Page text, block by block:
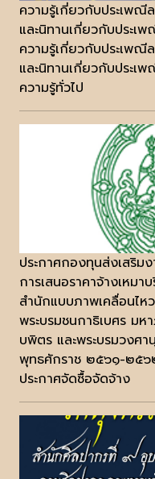
ความรู้เกี่ยวกับประเพณี
และนิทานเกี่ยวกับประเ
ความรู้เกี่ยวกับประเพณี
และนิทานเกี่ยวกับประเ
ความรู้ทั่วไป
ประกาศกองทุนส่งเสริม
การเสนอราคาจ้างเหมา
สำนักแบบภาพเคลื่อนไห
พระบรมชนกาธิเบศร ม
บพิตร และพระบรมวงศ
พุทธศักราช ๒๕๖๑-๒๕๖๒
ประกาศจัดซื้อจัดจ้าง